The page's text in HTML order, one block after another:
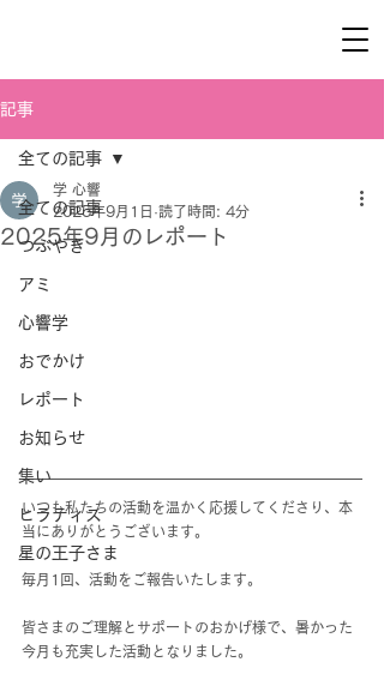
記事
全ての記事
つぶやき
アミ
心響学
おでかけ
レポート
お知らせ
集い
ヒラティス
星の王子さま
全ての記事
2025年9月のレポート
学 心響
2025年9月1日 読了時間: 4分
いつも私たちの活動を温かく応援してくださり、本
当にありがとうございます。
毎月1回、活動をご報告いたします。
皆さまのご理解とサポートのおかげ様で、暑かった
今月も充実した活動となりました。